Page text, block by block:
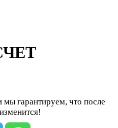
гарантируем, что после